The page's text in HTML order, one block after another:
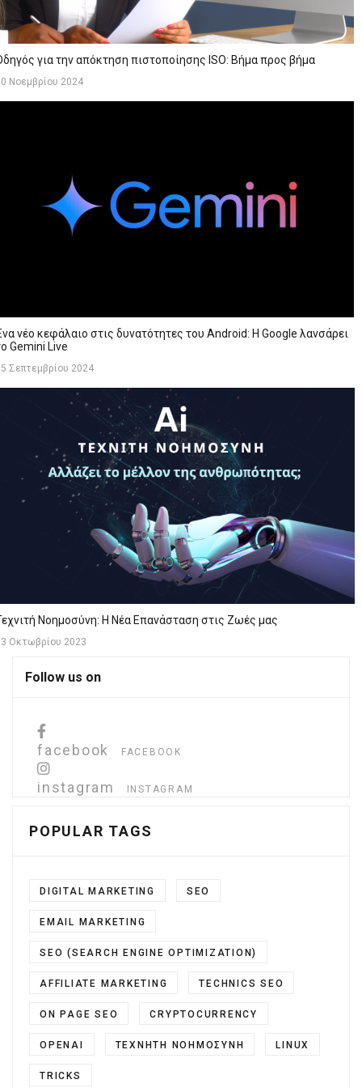
για την απόκτηση πιστοποίησης ISO: Βήμα προς βήμα
Νοεμβρίου 2024
νέο κεφάλαιο στις δυνατότητες του Android: Η Google λανσάρει
Gemini Live
Σεπτεμβρίου 2024
Νοημοσύνη: Η Νέα Επανάσταση στις Ζωές μας
Οκτωβρίου 2023
Follow us on
facebook FACEBOOK
instagram INSTAGRAM
POPULAR TAGS
DIGITAL MARKETING SEO
EMAIL MARKETING
SEO (SEARCH ENGINE OPTIMIZATION)
AFFILIATE MARKETING TECHNICS SEO
ON PAGE SEO CRYPTOCURRENCY
OPENAI ΤΕΧΝΗΤΉ ΝΟΗΜΟΣΎΝΗ LINUX
TRICKS